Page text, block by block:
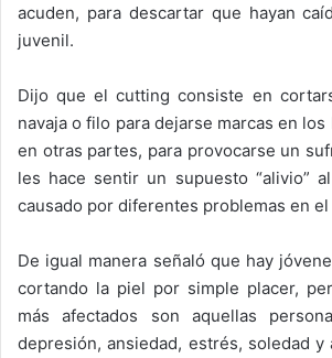
acuden, para descartar que hayan
juvenil.
Dijo que el cutting consiste en
navaja o filo para dejarse marcas en
en otras partes, para provocarse un
les hace sentir un supuesto “alivio”
causado por diferentes problemas en el
De igual manera señaló que hay
cortando la piel por simple placer,
más afectados son aquellas
depresión, ansiedad, estrés, soledad y